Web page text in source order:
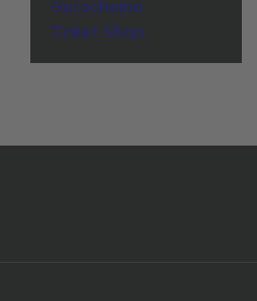
Gutscheine
Ticket Shop